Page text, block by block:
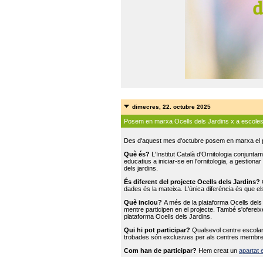
dimecres, 22. octubre 2025
Posem en marxa Ocells dels Jardins x a escoles
Des d'aquest mes d'octubre posem en marxa
Què és? L'Institut Català d'Ornitologia
educatius a iniciar-se en l'ornitologia, a
dels jardins.
És diferent del projecte Ocells dels Jardins?
dades és la mateixa. L'única diferència és que
Què inclou? A més de la plataforma Ocells
mentre participen en el projecte. També
plataforma Ocells dels Jardins.
Qui hi pot participar? Qualsevol centre
trobades són exclusives per als centres
Com han de participar? Hem creat un apartat